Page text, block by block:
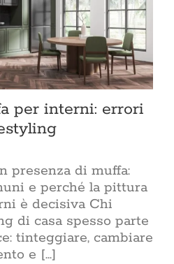
per interni: errori
presenza di muffa:
e perché la pittura
è decisiva Chi
di casa spesso parte
tinteggiare, cambiare
e [...]